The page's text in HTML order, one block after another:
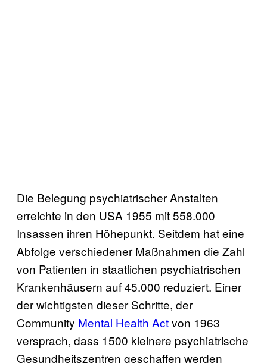
Die Belegung psychiatrischer Anstalten
erreichte in den USA 1955 mit 558.000
Insassen ihren Höhepunkt. Seitdem hat eine
Abfolge verschiedener Maßnahmen die Zahl
von Patienten in staatlichen psychiatrischen
Krankenhäusern auf 45.000 reduziert. Einer
der wichtigsten dieser Schritte, der
Community Mental Health Actvon 1963
versprach, dass 1500 kleinere psychiatrische
Gesundheitszentren geschaffen werden